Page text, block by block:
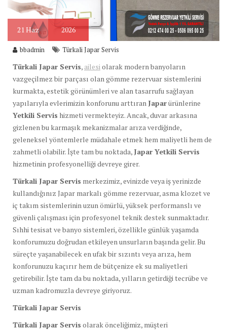
21 Haz 2026
bbadmin Türkali Japar Servis
Türkali Japar Servis, ailesi olarak modern banyoların
vazgeçilmez bir parçası olan gömme rezervuar sistemlerini
kurmakta, estetik görünümleri ve alan tasarrufu sağlayan
yapılarıyla evlerimizin konforunu arttıran Japarürünlerine
Yetkili Servis hizmeti vermekteyiz. Ancak, duvar arkasına
gizlenen bu karmaşık mekanizmalar arıza verdiğinde,
geleneksel yöntemlerle müdahale etmek hem maliyetli hem de
zahmetli olabilir. İşte tam bu noktada, Japar Yetkili Servis
hizmetinin profesyonelliği devreye girer.
Türkali Japar Servis merkezimiz, evinizde veya iş yerinizde
kullandığınız Japar markalı gömme rezervuar, asma klozet ve
iç takım sistemlerinin uzun ömürlü, yüksek performanslı ve
güvenli çalışması için profesyonel teknik destek sunmaktadır.
Sıhhi tesisat ve banyo sistemleri, özellikle günlük yaşamda
konforumuzu doğrudan etkileyen unsurların başında gelir. Bu
süreçte yaşanabilecek en ufak bir sızıntı veya arıza, hem
konforunuzu kaçırır hem de bütçenize ek su maliyetleri
getirebilir. İşte tam da bu noktada, yılların getirdiği tecrübe ve
uzman kadromuzla devreye giriyoruz.
Türkali Japar Servis
Türkali Japar Servis olarak önceliğimiz, müşteri